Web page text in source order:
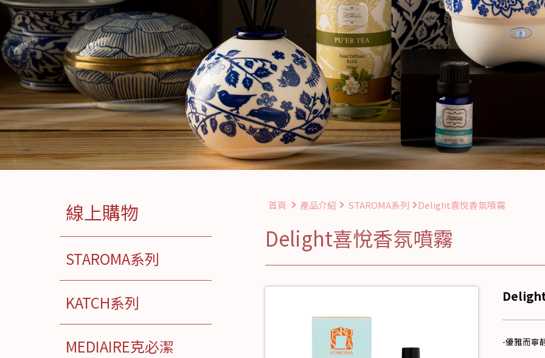
線上購物
STAROMA系列
KATCH系列
MEDIAIRE克必潔
首頁 產品介紹 STAROMA系列 Delight喜悅香氛噴霧
Delight喜悅香氛噴霧
-優雅而寧